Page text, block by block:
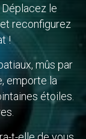
le
reconfigurez
!
mûs par
emporte la
étoiles.